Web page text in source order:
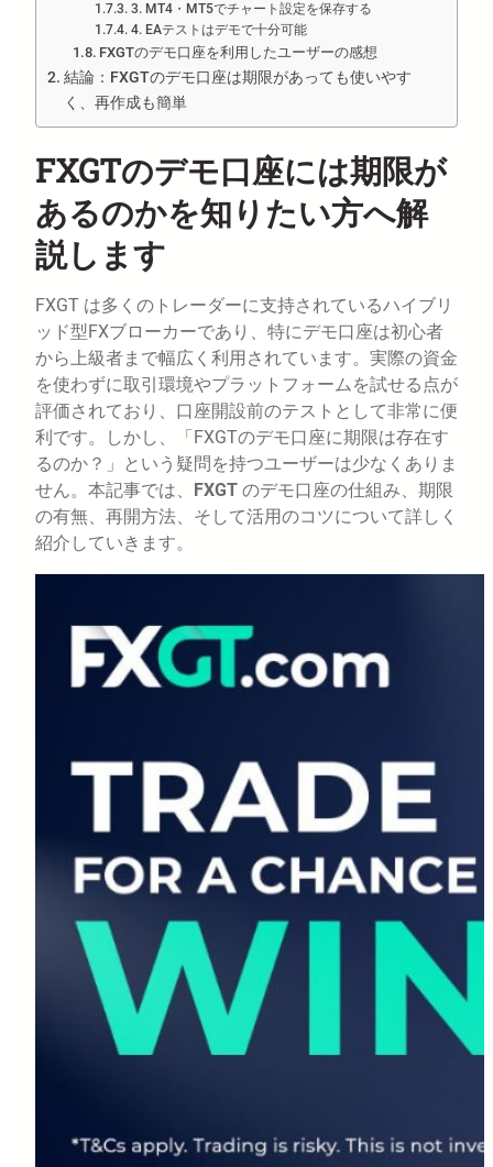
3. MT4・MT5でチャート設定を保存する
4. EAテストはデモで十分可能
FXGTのデモ口座を利用したユーザーの感想
結論：FXGTのデモ口座は期限があっても使いやす
く、再作成も簡単
FXGTのデモ口座には期限が
あるのかを知りたい方へ解
説します
FXGT は多くのトレーダーに支持されているハイブリ
ッド型FXブローカーであり、特にデモ口座は初心者
から上級者まで幅広く利用されています。実際の資金
を使わずに取引環境やプラットフォームを試せる点が
評価されており、口座開設前のテストとして非常に便
利です。しかし、「FXGTのデモ口座に期限は存在す
るのか？」という疑問を持つユーザーは少なくありま
せん。本記事では、 FXGT のデモ口座の仕組み、期限
の有無、再開方法、そして活用のコツについて詳しく
紹介していきます。